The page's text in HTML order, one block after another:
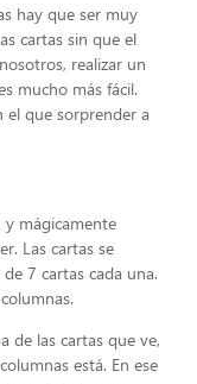
hay que ser muy
cartas sin que el
realizar un
mucho más fácil.
el que sorprender a
y mágicamente
Las cartas se
7 cartas cada una.
de las cartas que ve,
está. En ese